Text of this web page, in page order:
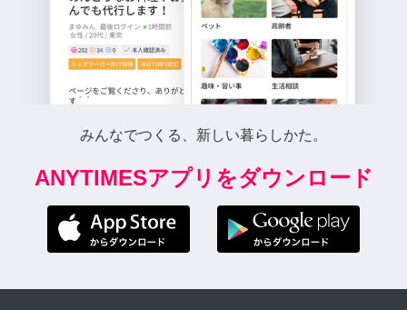
みんなでつくる、新しい暮らしかた。
ANYTIMESアプリをダウンロード